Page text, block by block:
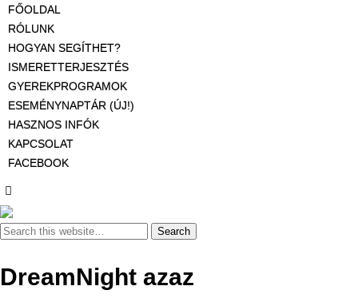
FŐOLDAL
RÓLUNK
HOGYAN SEGÍTHET?
ISMERETTERJESZTÉS
GYEREKPROGRAMOK
ESEMÉNYNAPTÁR (ÚJ!)
HASZNOS INFÓK
KAPCSOLAT
FACEBOOK
DreamNight azaz